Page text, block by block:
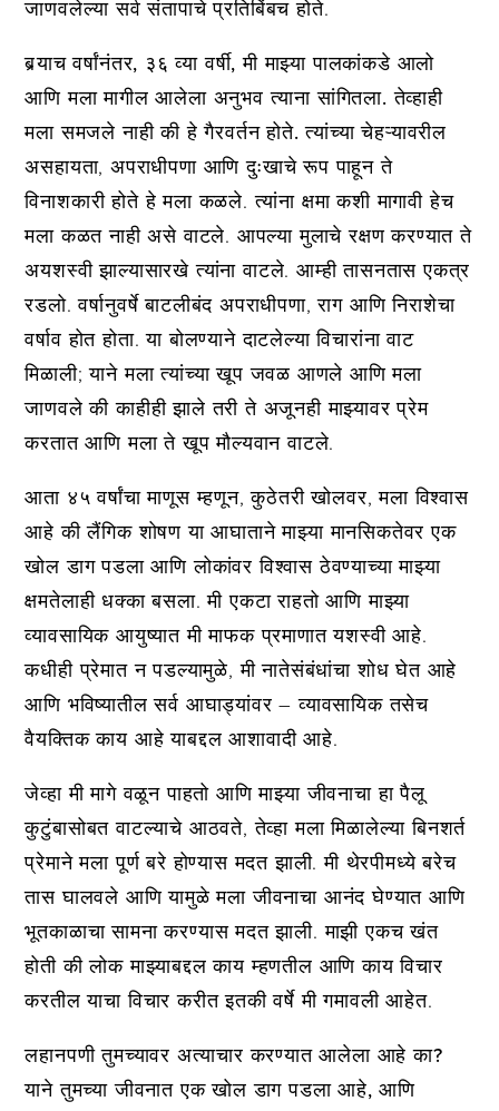
जाणवलेल्या सर्व संतापाचे प्रतिबिंबच होते.
बर्‍याच वर्षांनंतर, ३६ व्या वर्षी, मी माझ्या पालकांकडे आलो
आणि मला मागील आलेला अनुभव त्याना सांगितला. तेव्हाही
मला समजले नाही की हे गैरवर्तन होते. त्यांच्या चेहऱ्यावरील
असहायता, अपराधीपणा आणि दुःखाचे रूप पाहून ते
विनाशकारी होते हे मला कळले. त्यांना क्षमा कशी मागावी हेच
मला कळत नाही असे वाटले. आपल्या मुलाचे रक्षण करण्यात ते
अयशस्वी झाल्यासारखे त्यांना वाटले. आम्ही तासनतास एकत्र
रडलो. वर्षानुवर्षे बाटलीबंद अपराधीपणा, राग आणि निराशेचा
वर्षाव होत होता. या बोलण्याने दाटलेल्या विचारांना वाट
मिळाली; याने मला त्यांच्या खूप जवळ आणले आणि मला
जाणवले की काहीही झाले तरी ते अजूनही माझ्यावर प्रेम
करतात आणि मला ते खूप मौल्यवान वाटले.
आता ४५ वर्षांचा माणूस म्हणून, कुठेतरी खोलवर, मला विश्वास
आहे की लैंगिक शोषण या आघाताने माझ्या मानसिकतेवर एक
खोल डाग पडला आणि लोकांवर विश्वास ठेवण्याच्या माझ्या
क्षमतेलाही धक्का बसला. मी एकटा राहतो आणि माझ्या
व्यावसायिक आयुष्यात मी माफक प्रमाणात यशस्वी आहे.
कधीही प्रेमात न पडल्यामुळे, मी नातेसंबंधांचा शोध घेत आहे
आणि भविष्यातील सर्व आघाड्यांवर – व्यावसायिक तसेच
वैयक्तिक काय आहे याबद्दल आशावादी आहे.
जेव्हा मी मागे वळून पाहतो आणि माझ्या जीवनाचा हा पैलू
कुटुंबासोबत वाटल्याचे आठवते, तेव्हा मला मिळालेल्या बिनशर्त
प्रेमाने मला पूर्ण बरे होण्यास मदत झाली. मी थेरपीमध्ये बरेच
तास घालवले आणि यामुळे मला जीवनाचा आनंद घेण्यात आणि
भूतकाळाचा सामना करण्यास मदत झाली. माझी एकच खंत
होती की लोक माझ्याबद्दल काय म्हणतील आणि काय विचार
करतील याचा विचार करीत इतकी वर्षे मी गमावली आहेत.
लहानपणी तुमच्यावर अत्याचार करण्यात आलेला आहे का?
याने तुमच्या जीवनात एक खोल डाग पडला आहे, आणि